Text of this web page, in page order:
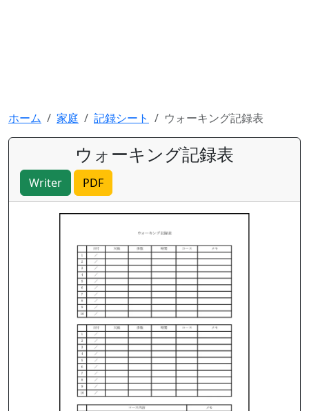
ホーム 家庭 記録シート ウォーキング記録表
ウォーキング記録表
Writer PDF